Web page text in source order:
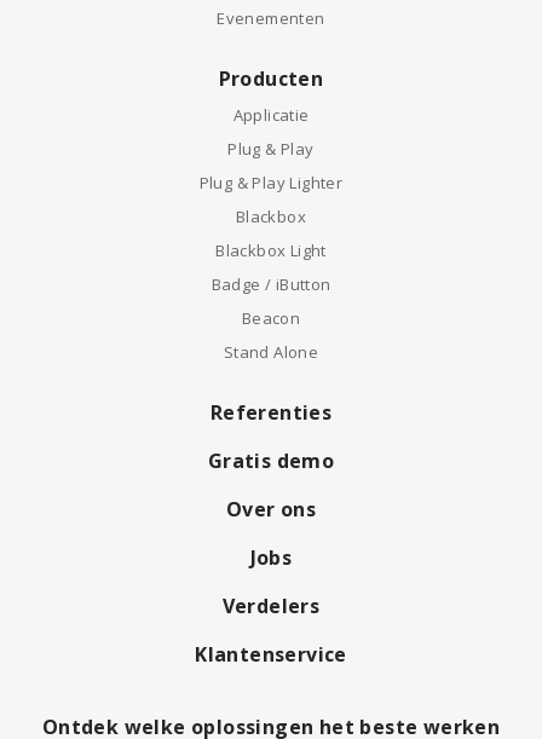
Evenementen
Producten
Applicatie
Plug & Play
Plug & Play Lighter
Blackbox
Blackbox Light
Badge / iButton
Beacon
Stand Alone
Referenties
Gratis demo
Over ons
Jobs
Verdelers
Klantenservice
Ontdek welke oplossingen het beste werken